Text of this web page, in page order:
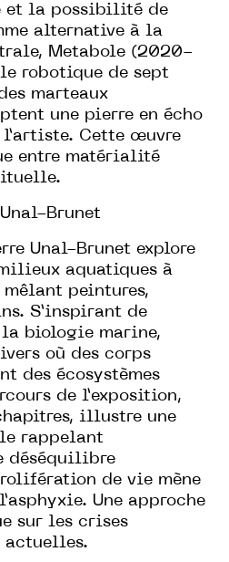
et la possibilité de
alternative à la
Metabole (2020-
robotique de sept
marteaux
une pierre en écho
Cette œuvre
entre matérialité
Brunet
Unal-Brunet explore
aquatiques à
peintures,
S’inspirant de
biologie marine,
où des corps
des écosystèmes
de l’exposition,
illustre une
rappelant
déséquilibre
de vie mène
Une approche
sur les crises
actuelles.